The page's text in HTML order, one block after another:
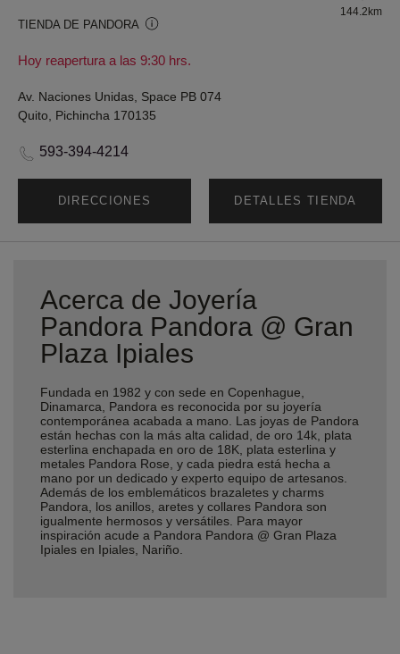
TIENDA DE PANDORA
Hoy reapertura a las 9:30 hrs.
144.2km
Av. Naciones Unidas, Space PB 074
Quito, Pichincha 170135
593-394-4214
DIRECCIONES DETALLES TIENDA
Acerca de Joyería
Pandora Pandora @ Gran
Plaza Ipiales
Fundada en 1982 y con sede en Copenhague,
Dinamarca, Pandora es reconocida por su joyería
contemporánea acabada a mano. Las joyas de Pandora
están hechas con la más alta calidad, de oro 14k, plata
esterlina enchapada en oro de 18K, plata esterlina y
metales Pandora Rose, y cada piedra está hecha a
mano por un dedicado y experto equipo de artesanos.
Además de los emblemáticos brazaletes y charms
Pandora, los anillos, aretes y collares Pandora son
igualmente hermosos y versátiles. Para mayor
inspiración acude a Pandora Pandora @ Gran Plaza
Ipiales en Ipiales, Nariño.